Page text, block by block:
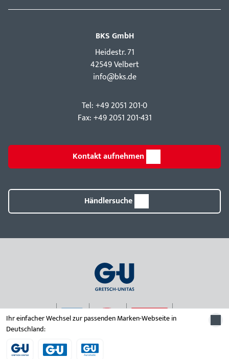
Ihr einfacher Wechsel zur passenden Marken-Webseite in
Deutschland:
BKS GmbH
Hei­destr. 71
42549 Velbert
info@bks.de
Tel: +49 2051 201-0
Fax: +49 2051 201-431
Kontakt aufnehmen
Händlersuche